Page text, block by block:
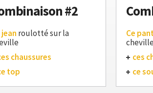
#2
jean roulotté sur la
chaussures
top
Ce
ces
ce